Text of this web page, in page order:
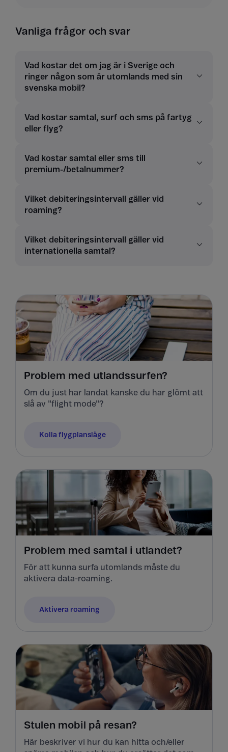
Vanliga frågor och svar
Vad kostar det om jag är i Sverige och
ringer någon som är utomlands med sin
svenska mobil?
Vad kostar samtal, surf och sms på fartyg
eller flyg?
Vad kostar samtal eller sms till
premium-/betalnummer?
Vilket debiteringsintervall gäller vid
roaming?
Vilket debiteringsintervall gäller vid
internationella samtal?
Problem med utlandssurfen?
Om du just har landat kanske du har glömt att
slå av "flight mode"?
Kolla flygplansläge
Problem med samtal i utlandet?
För att kunna surfa utomlands måste du
aktivera data-roaming.
Aktivera roaming
Stulen mobil på resan?
Här beskriver vi hur du kan hitta och/eller